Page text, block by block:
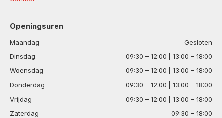
Openingsuren
Maandag
Gesloten
Dinsdag
09:30 – 12:00 | 13:00 – 18:00
Woensdag
09:30 – 12:00 | 13:00 – 18:00
Donderdag
09:30 – 12:00 | 13:00 – 18:00
Vrijdag
09:30 – 12:00 | 13:00 – 18:00
Zaterdag
09:30 – 18:00